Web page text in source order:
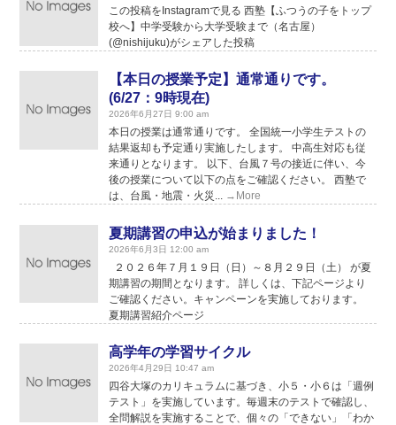
この投稿をInstagramで見る 西塾【ふつうの子をトップ
校へ】中学受験から大学受験まで（名古屋）
(@nishijuku)がシェアした投稿
【本日の授業予定】通常通りです。
(6/27：9時現在)
2026年6月27日 9:00 am
本日の授業は通常通りです。 全国統一小学生テストの
結果返却も予定通り実施したします。 中高生対応も従
来通りとなります。 以下、台風７号の接近に伴い、今
後の授業について以下の点をご確認ください。 西塾で
は、台風・地震・火災... →More
夏期講習の申込が始まりました！
2026年6月3日 12:00 am
２０２６年７月１９日（日）～８月２９日（土） が夏
期講習の期間となります。 詳しくは、下記ページより
ご確認ください。キャンペーンを実施しております。
夏期講習紹介ページ
高学年の学習サイクル
2026年4月29日 10:47 am
四谷大塚のカリキュラムに基づき、小５・小６は「週例
テスト」を実施しています。毎週末のテストで確認し、
全問解説を実施することで、個々の「できない」「わか